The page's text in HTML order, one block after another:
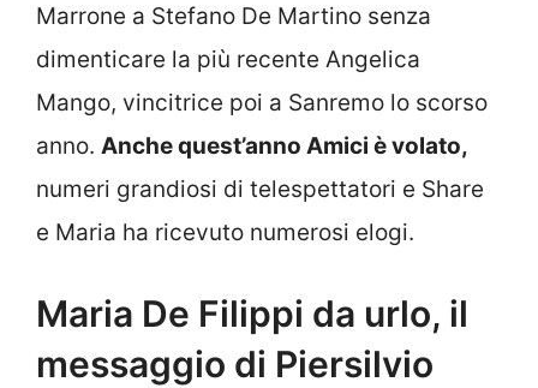
Marrone a Stefano De Martino senza
dimenticare la più recente Angelica
Mango, vincitrice poi a Sanremo lo scorso
anno. Anche quest’anno Amici è volato,
numeri grandiosi di telespettatori e Share
e Maria ha ricevuto numerosi elogi.
Maria De Filippi da urlo, il
messaggio di Piersilvio